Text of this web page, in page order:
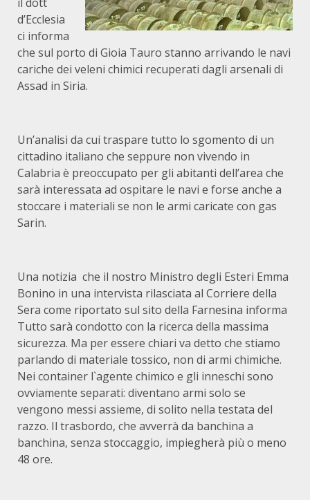
d’Ecclesia
ci informa
che sul porto di Gioia Tauro stanno arrivando le navi
cariche dei veleni chimici recuperati dagli arsenali di
Assad in Siria.
Un’analisi da cui traspare tutto lo sgomento di un
cittadino italiano che seppure non vivendo in
Calabria è preoccupato per gli abitanti dell’area che
sarà interessata ad ospitare le navi e forse anche a
stoccare i materiali se non le armi caricate con gas
Sarin.
Una notizia che il nostro Ministro degli Esteri Emma
Bonino in una intervista rilasciata al Corriere della
Sera come riportato sul sito della Farnesina informa
Tutto sarà condotto con la ricerca della massima
sicurezza. Ma per essere chiari va detto che stiamo
parlando di materiale tossico, non di armi chimiche.
Nei container l`agente chimico e gli inneschi sono
ovviamente separati: diventano armi solo se
vengono messi assieme, di solito nella testata del
razzo. Il trasbordo, che avverrà da banchina a
banchina, senza stoccaggio, impiegherà più o meno
48 ore.